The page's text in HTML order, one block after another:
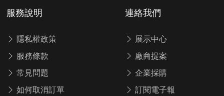
服務說明
隱私權政策
服務條款
常見問題
如何取消訂單
連絡我們
展示中心
廠商提案
企業採購
訂閱電子報